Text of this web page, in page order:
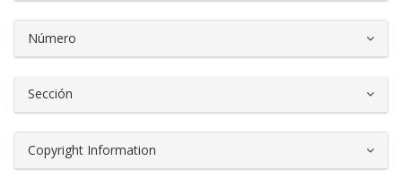
Número
Sección
Copyright Information